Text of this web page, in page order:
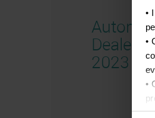
•
•
•
•
Dealer
2023